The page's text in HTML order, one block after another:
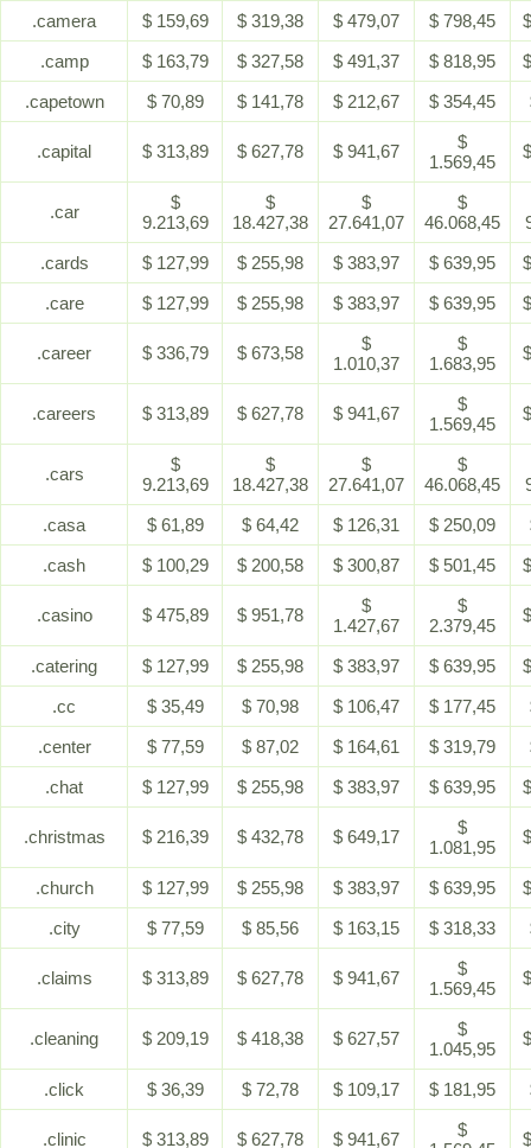
.camera
$ 159,69 $ 319,38 $ 479,07 $ 798,45
.camp
$ 163,79 $ 327,58 $ 491,37 $ 818,95
.capetown
$ 70,89 $ 141,78 $ 212,67 $ 354,45
.capital $ 313,89 $ 627,78 $ 941,67
$
1.569,45
.car
$
9.213,69
$
18.427,38
$
27.641,07
$
46.068,45
.cards
$ 127,99 $ 255,98 $ 383,97 $ 639,95
.care
$ 127,99 $ 255,98 $ 383,97 $ 639,95
.career $ 336,79 $ 673,58
$
1.010,37
$
1.683,95
.careers $ 313,89 $ 627,78 $ 941,67
$
1.569,45
.cars
$
9.213,69
$
18.427,38
$
27.641,07
$
46.068,45
.casa
$ 61,89 $ 64,42 $ 126,31 $ 250,09
.cash
$ 100,29 $ 200,58 $ 300,87 $ 501,45
.casino $ 475,89 $ 951,78
$
1.427,67
$
2.379,45
.catering $ 127,99 $ 255,98 $ 383,97 $ 639,95
.cc
$ 35,49 $ 70,98 $ 106,47 $ 177,45
.center
$ 77,59 $ 87,02 $ 164,61 $ 319,79
.chat
$ 127,99 $ 255,98 $ 383,97 $ 639,95
.christmas $ 216,39 $ 432,78 $ 649,17
$
1.081,95
.church $ 127,99 $ 255,98 $ 383,97 $ 639,95
.city
$ 77,59 $ 85,56 $ 163,15 $ 318,33
.claims $ 313,89 $ 627,78 $ 941,67
$
1.569,45
.cleaning $ 209,19 $ 418,38 $ 627,57
$
1.045,95
.click $ 36,39 $ 72,78 $ 109,17 $ 181,95
.clinic $ 313,89 $ 627,78 $ 941,67
$